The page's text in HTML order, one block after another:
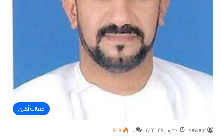
مقالات أخرى
Sawaid أكتوبر 29, 2024 0
949